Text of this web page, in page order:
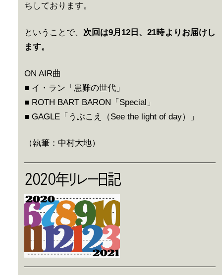
ちしております。
ということで、 次回は9月12日、21時よりお届けし
ます。
ON AIR曲
■ イ・ラン「患難の世代」
■ ROTH BART BARON「Special」
■ GAGLE「うぶこえ（See the light of day）」
（執筆：中村大地）
2020年リレー日記